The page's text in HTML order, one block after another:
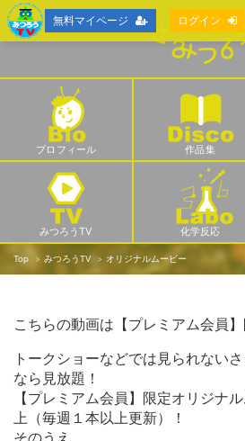
プロフィール 作品集
みつろうTV 化学反応
Top みつろうTV オリジナルムービー
こちらの動画は【プレミアム会員】
トークショーなどでは見られない
なら見放題！
【プレミアム会員】限定オリジナ
上（毎週１本以上更新）！
無料マイページ ログイン